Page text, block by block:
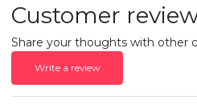
Customer
Share your thoughts with other
Write a review